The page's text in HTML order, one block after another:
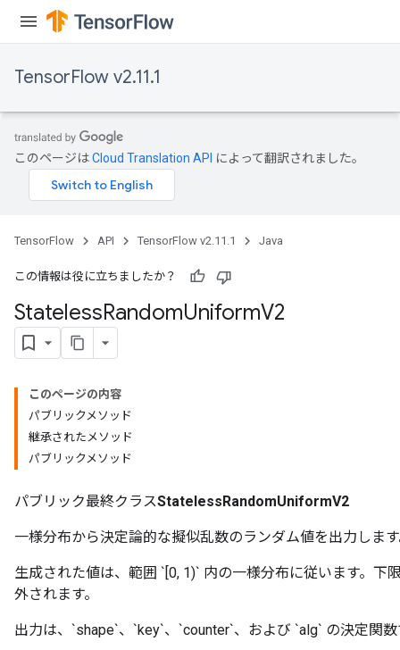
TensorFlow v2.11.1
このページはCloud Translation API によって翻訳されました。
TensorFlow API TensorFlow v2.11.1 Java
この情報は役に立ちましたか？
StatelessRandomUniformV2
このページの内容
パブリックメソッド
継承されたメソッド
パブリックメソッド
パブリック最終クラスStatelessRandomUniformV2
一様分布から決定論的な擬似乱数のランダム値を出力しま
生成された値は、範囲 `[0, 1)` 内の一様分布に従います。下
外されます。
出力は、`shape`、`key`、`counter`、および `alg` の決定関数